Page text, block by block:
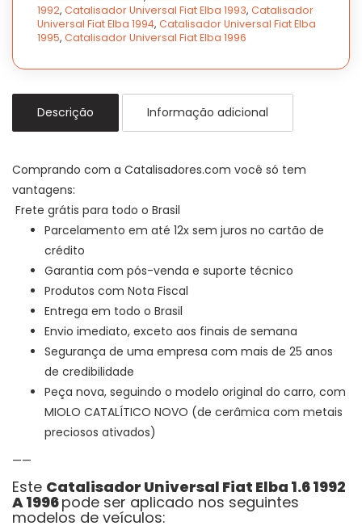
NOVA
quantidade
NOVA
quantidade
1992, Catalisador Universal Fiat Elba 1993, Catalisador
Universal Fiat Elba 1994, Catalisador Universal Fiat Elba
1995, Catalisador Universal Fiat Elba 1996
Descrição Informação adicional
Comprando com a Catalisadores.com você só tem
vantagens:
Frete grátis para todo o Brasil
Parcelamento em até 12x sem juros no cartão de
crédito
Garantia com pós-venda e suporte técnico
Produtos com Nota Fiscal
Entrega em todo o Brasil
Envio imediato, exceto aos finais de semana
Segurança de uma empresa com mais de 25 anos
de credibilidade
Peça nova, seguindo o modelo original do carro, com
MIOLO CATALÍTICO NOVO (de cerâmica com metais
preciosos ativados)
——
Este Catalisador Universal Fiat Elba 1.6 1992
A 1996pode ser aplicado nos seguintes
modelos de veículos: